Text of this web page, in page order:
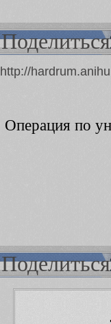
Поделиться
http://
Операция по
Поделиться